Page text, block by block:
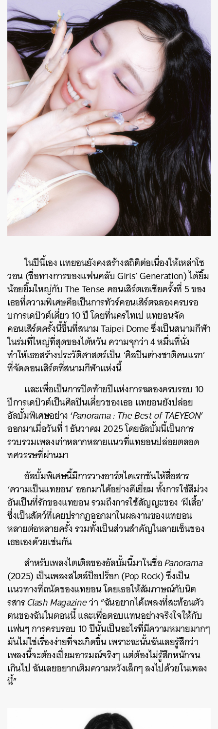
ในปีนี้เอง แทยอนยังคงสร้างสถิติต่อเนื่องให้เหล่าโซ
วอน (ชื่อทางการของแฟนคลับ Girls’ Generation) ได้ยิ้ม
น้อยยิ้มใหญ่กับ The Tense คอนเสิร์ตเอเชียครั้งที่ 5 ของ
เธอที่ความพิเศษคือเป็นการทัวร์คอนเสิร์ตฉลองครบรอ
บการเดบิวต์เดี่ยว 10 ปี โดยที่นครไทเป แทยอนจัด
คอนเสิร์ตครั้งนี้ขึ้นที่สนาม Taipei Dome ซึ่งเป็นสนามกีฬา
ในร่มที่ใหญ่ที่สุดของไต้หวัน ความจุกว่า 4 หมื่นที่นั่ง
ทำให้เธอสร้างประวัติศาสตร์เป็น ‘ศิลปินต่างชาติคนแรก’
ที่จัดคอนเสิร์ตที่สนามกีฬาแห่งนี้
และเพื่อเป็นการปิดท้ายปีแห่งการฉลองครบรอบ 10
ปีการเดบิวต์เป็นศิลปินเดี่ยวของเธอ แทยอนยังปล่อย
อัลบั้มพิเศษอย่าง ‘Panorama : The Best of TAEYEON’
ออกมาเมื่อวันที่ 1 ธันวาคม 2025 โดยอัลบั้มนี้เป็นการ
รวบรวมเพลงเก่าหลากหลายแนวที่แทยอนปล่อยตลอด
ทศวรรษที่ผ่านมา
อัลบั้มพิเศษนี้มีการวางอาร์ตไดเรกชันให้สื่อสาร
‘ความเป็นแทยอน’ ออกมาได้อย่างดีเยี่ยม ทั้งการใช้สีม่วง
อันเป็นที่รักของแทยอน รวมถึงการใช้สัญญะของ ‘ผีเสื้อ’
ซึ่งเป็นสัตว์ที่เคยปรากฏออกมาในผลงานของแทยอน
หลายต่อหลายครั้ง รวมทั้งเป็นส่วนสำคัญในลายเซ็นของ
เธอเองด้วยเช่นกัน
สำหรับเพลงไตเติลของอัลบั้มนี้มาในชื่อPanorama
(2025) เป็นเพลงสไตล์ป็อปร็อก (Pop Rock) ซึ่งเป็น
แนวทางที่ถนัดของแทยอน โดยเธอให้สัมภาษณ์กับนิต
รสารClash Magazineว่า “ฉันอยากได้เพลงที่สะท้อนตัว
ตนของฉันในตอนนี้ และเพื่อตอบแทนอย่างจริงใจให้กับ
แฟนๆ การครบรอบ 10 ปีนั้นเป็นอะไรที่มีความหมายมากๆ
มันไม่ใช่เรื่องง่ายที่จะเกิดขึ้น เพราะฉะนั้นฉันเลยรู้สึกว่า
เพลงนี้จะต้องเปี่ยมอารมณ์จริงๆ แต่ต้องไม่รู้สึกหนักจน
เกินไป ฉันเลยอยากเติมความหวังเล็กๆ ลงไปด้วยในเพลง
นี้”